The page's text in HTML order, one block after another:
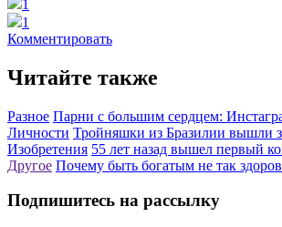
1
1
Комментировать
Читайте также
Разное Парни с большим сердцем:
Личности Тройняшки из Бразилии вышли
Изобретения 55 лет назад вышел первый
Другое Почему быть богатым не так
Подпишитесь на рассылку